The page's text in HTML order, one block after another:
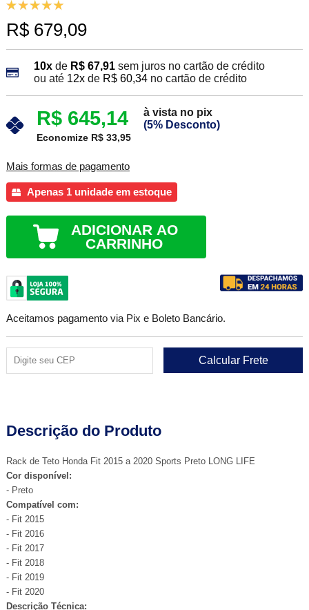
R$ 679,09
10xde R$ 67,91 sem juros no cartão de crédito
ou até 12xde R$ 60,34no cartão de crédito
R$ 645,14
à vista no pix
(5% Desconto)
Economize R$ 33,95
Mais formas de pagamento
Apenas 1 unidade em estoque
ADICIONAR AO
CARRINHO
Aceitamos pagamento via Pix e Boleto Bancário.
Descrição do Produto
Rack de Teto Honda Fit 2015 a 2020 Sports Preto LONG LIFE
Cor disponível:
- Preto
Compatível com:
- Fit 2015
- Fit 2016
- Fit 2017
- Fit 2018
- Fit 2019
- Fit 2020
Descrição Técnica: